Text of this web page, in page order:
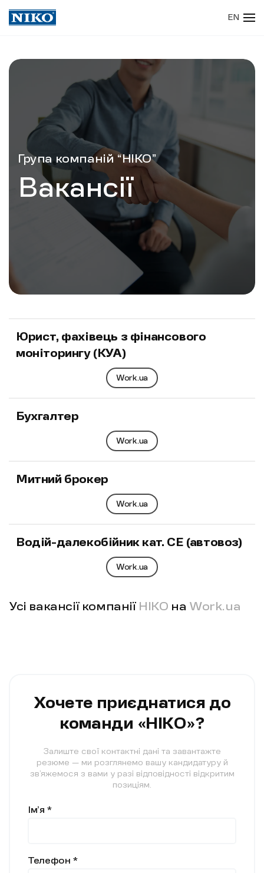
EN
Група компаній “НІКО”
Вакансії
Юрист, фахівець з фінансового
моніторингу (КУА)
Work.ua
Бухгалтер
Work.ua
Митний брокер
Work.ua
Водій-далекобійник кат. СЕ (автовоз)
Work.ua
Усі вакансії компанії НІКО на Work.ua
Хочете приєднатися до
команди «НІКО»?
Залиште свої контактні дані та завантажте
резюме — ми розглянемо вашу кандидатуру й
зв’яжемося з вами у разі відповідності відкритим
позиціям.
Імʼя *
Телефон *